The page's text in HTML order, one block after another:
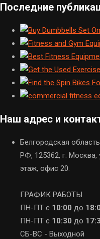
Последние
Наш адрес и
Белгородская
РФ, 125362, г.
этаж, офис 20.
ГРАФИК РАБОТЫ
ПН-ПТ с 10:00 до
ПН-ПТ с 10:30 до
СБ-ВС - Выходной